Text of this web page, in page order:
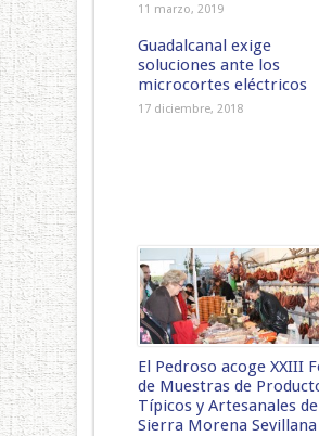
11 marzo, 2019
Guadalcanal exige
soluciones ante los
microcortes eléctricos
17 diciembre, 2018
El Pedroso acoge XXIII
de Muestras de
Típicos y Artesanales
Sierra Morena Sevillana